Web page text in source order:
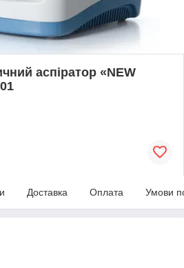
аспіратор «NEW
Доставка Оплата Умови